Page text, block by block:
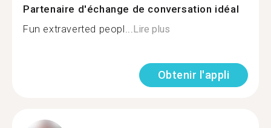
Partenaire d'échange de conversation idéal
Fun extraverted peopl...Lire plus
Obtenir l'appli